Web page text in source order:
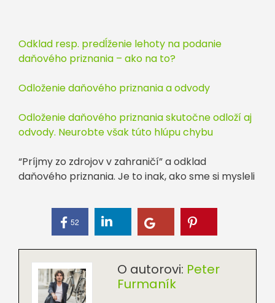
Odklad resp. predĺženie lehoty na podanie
daňového priznania – ako na to?
Odloženie daňového priznania a odvody
Odloženie daňového priznania skutočne odloží aj
odvody. Neurobte však túto hlúpu chybu
“Príjmy zo zdrojov v zahraničí” a odklad
daňového priznania. Je to inak, ako sme si mysleli
52
O autorovi: Peter
Furmaník